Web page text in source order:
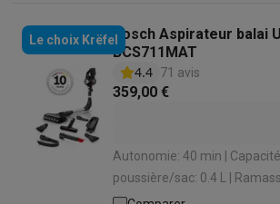
Le choix KrëfelBosch Aspirateur balai
BCS711MAT
4.4 71 avis
359,00 €
Autonomie: 40 min |
poussière/sac: 0.4 L |
Oui | Temps de charge: 300